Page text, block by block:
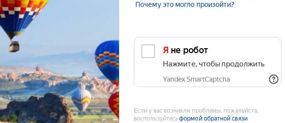
Почему это могло произойти?
Я не робот
Нажмите, чтобы продолжить
Yandex SmartCaptcha
Если у вас возникли проблемы, пожалуйста,
воспользуйтесьформой обратной связи